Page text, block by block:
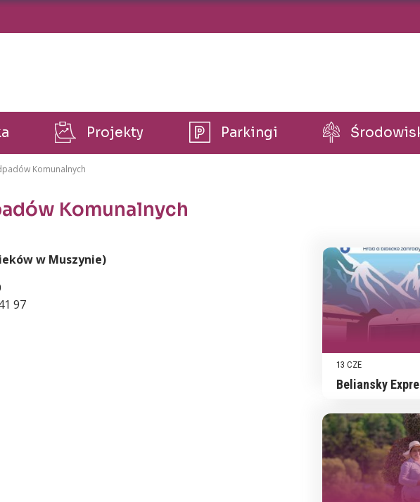
Projekty Parkingi
Komunalnych
Komunalnych
w Muszynie)
97
13 CZE
Beliansky